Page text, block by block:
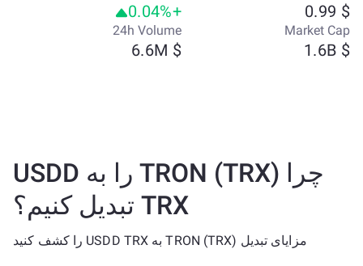
$ 0.99
+0.04%
Market Cap
$ 1.6B
24h Volume
$ 6.6M
چرا TRON (TRX) را به USDD
TRX تبدیل کنیم؟
مزایای تبدیل TRON (TRX) به USDD TRX را کشف کنید